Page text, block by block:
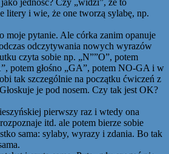
litery i wie, że one tworzą sylabę, np.
moje pytanie. Ale córka zanim opanuje
odczytywania nowych wyrazów
czyta sobie np. „N””O”, potem
potem głośno „GA”, potem NO-GA i w
tak szczególnie na początku ćwiczeń z
je pod nosem. Czy tak jest OK?
pierwszy raz i wtedy ona
itd. ale potem bierze sobie
sama: sylaby, wyrazy i zdania. Bo tak